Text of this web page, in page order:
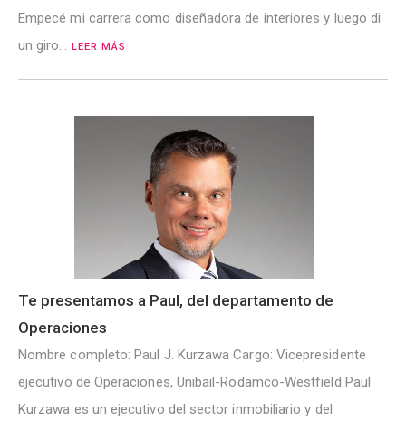
Empecé mi carrera como diseñadora de interiores y luego di
un giro… LEER MÁS
Te presentamos a Paul, del departamento de
Operaciones
Nombre completo: Paul J. Kurzawa Cargo: Vicepresidente
ejecutivo de Operaciones, Unibail-Rodamco-Westfield Paul
Kurzawa es un ejecutivo del sector inmobiliario y del